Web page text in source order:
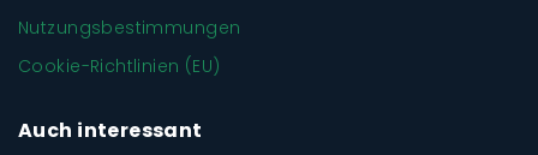
Nutzungsbestimmungen
Cookie-Richtlinien (EU)
Auch interessant